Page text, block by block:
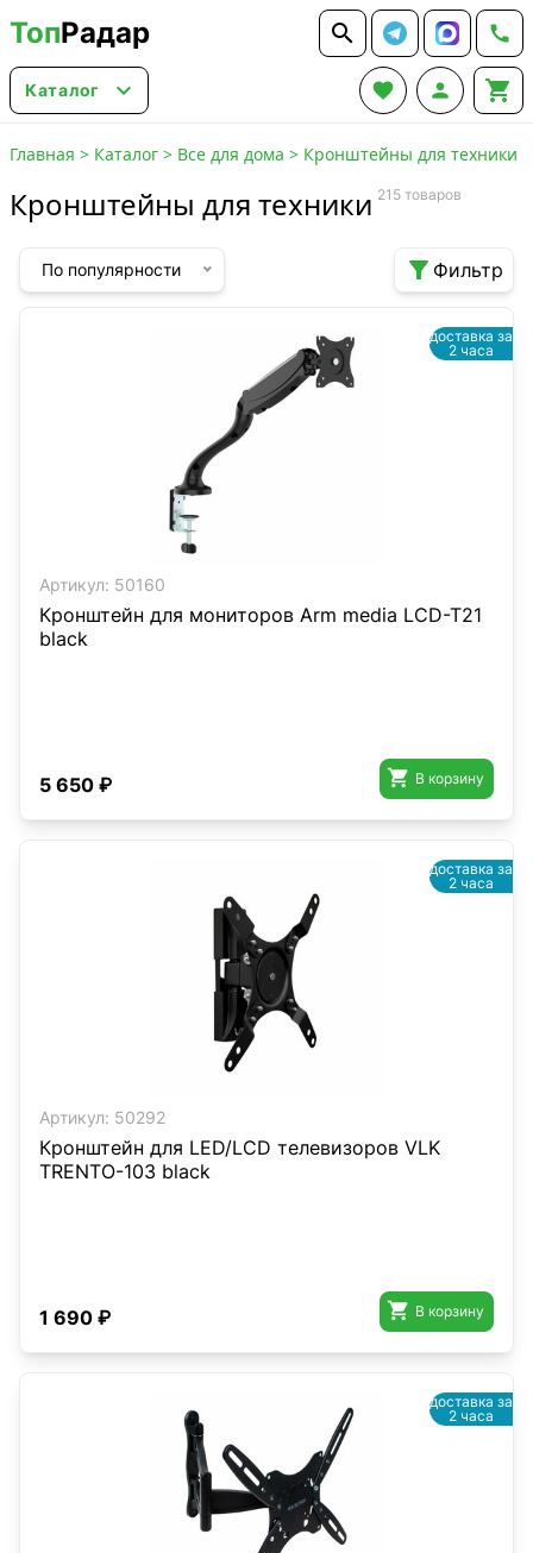
ТопРадар  
Каталог    
Главная > Каталог > Все для дома > Кронштейны для техники
Кронштейны для техники 215 товаров
По популярности  Фильтр
Артикул: 50160
Кронштейн для мониторов Arm media LCD-T21
black
5 650 ₽  В корзину
доставка за
2 часа
Артикул: 50292
Кронштейн для LED/LCD телевизоров VLK
TRENTO-103 black
1 690 ₽  В корзину
доставка за
2 часа
доставка за
2 часа